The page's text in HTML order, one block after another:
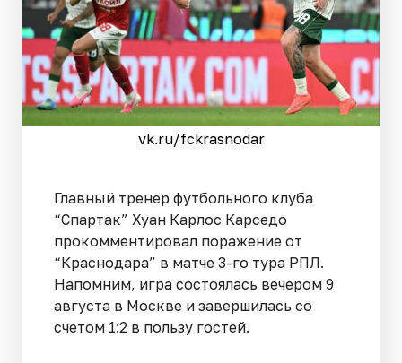
vk.ru/fckrasnodar
Главный тренер футбольного клуба
“Спартак” Хуан Карлос Карседо
прокомментировал поражение от
“Краснодара” в матче 3-го тура РПЛ.
Напомним, игра состоялась вечером 9
августа в Москве и завершилась со
счетом 1:2 в пользу гостей.